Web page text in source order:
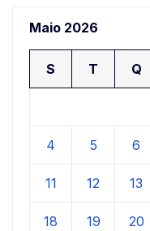
Maio 2026
S T Q
4 5 6
11 12 13
18 19 20